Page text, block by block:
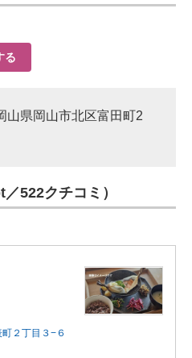
る
山県岡山市北区富田町2
522クチコミ）
２丁目３−６